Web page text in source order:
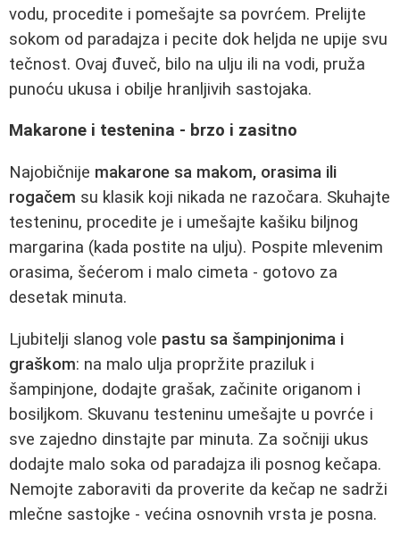
vodu, procedite i pomešajte sa povrćem. Prelijte
sokom od paradajza i pecite dok heljda ne upije svu
tečnost. Ovaj đuveč, bilo na ulju ili na vodi, pruža
punoću ukusa i obilje hranljivih sastojaka.
Makarone i testenina - brzo i zasitno
Najobičnije makarone sa makom, orasima ili
rogačem su klasik koji nikada ne razočara. Skuhajte
testeninu, procedite je i umešajte kašiku biljnog
margarina (kada postite na ulju). Pospite mlevenim
orasima, šećerom i malo cimeta - gotovo za
desetak minuta.
Ljubitelji slanog vole pastu sa šampinjonima i
graškom: na malo ulja propržite praziluk i
šampinjone, dodajte grašak, začinite origanom i
bosiljkom. Skuvanu testeninu umešajte u povrće i
sve zajedno dinstajte par minuta. Za sočniji ukus
dodajte malo soka od paradajza ili posnog kečapa.
Nemojte zaboraviti da proverite da kečap ne sadrži
mlečne sastojke - većina osnovnih vrsta je posna.